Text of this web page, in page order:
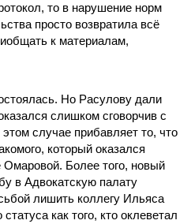
то в нарушение норм
просто возвратила всё
к материалам,
Но Расулову дали
слишком сговорчив с
случае прибавляет то, что
который оказался
Более того, новый
в Адвокатскую палату
лишить коллегу Ильяса
как того, кто оклеветал